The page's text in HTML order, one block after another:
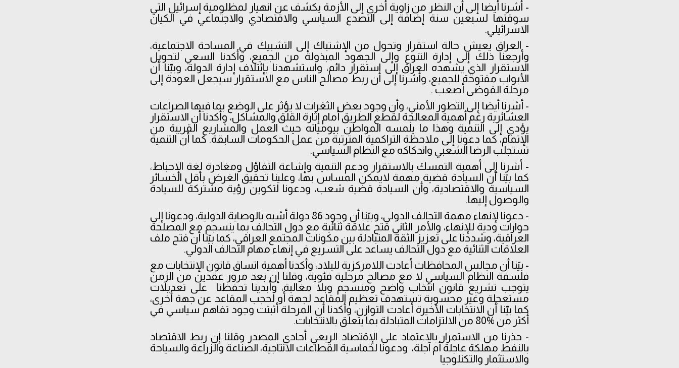
- أشرنا أيضا إلى أن النظر من زاوية أخرى إلى الأزمة يكشف عن انهيار لمظلومية إسرائيل التي
سوقتها لسبعين سنة إضافة إلى التصدع السياسي والاقتصادي والاجتماعي في الكيان
الاسرائيلي.
- العراق يعيش حالة استقرار وتحول من الإشتباك إلى التشبيك في المساحة الاجتماعية،
وأرجعنا ذلك إلى إدارة التنوع وإلى الجهود المبذولة من الجميع، وأكدنا السعي لتحويل
الاستقرار الذي يشهده العراق إلى استقرار دائم، واستشهدنا بإئتلاف إدارة الدولة، وبيّنا أن
الأبواب مفتوحة للجميع، وأشرنا إلى أن ربط مصالح الناس مع الاستقرار سيجعل العودة إلى
مرحلة الفوضى أصعب .
- أشرنا أيضا إلى التطور الأمني، وأن وجود بعض الثغرات لا يؤثر على الوضع بما فيها الصراعات
العشائرية رغم أهمية المعالجة لقطع الطريق أمام إثارة القلق والمشاكل، وأكدنا أن الاستقرار
يؤدي إلى التنمية وهذا ما يلمسه المواطن بيومياته حيث العمل والمشاريع القريبة من
الإتمام، كما دعونا إلى ملاحظة التراكمية المترتبة من عمل الحكومات السابقة. كما أن التنمية
تستجلب الرضا الشعبي واندكاكه مع النظام السياسي.
- أشرنا إلى أهمية التمسك بالاستقرار ودعم التنمية وإشاعة التفاؤل ومغادرة لغة الإحباط،
كما بيّنا أن السيادة قضية مهمة لايمكن المساس بها، وعلينا تحقيق الغرض بأقل الخسائر
السياسية والاقتصادية، وأن السيادة قضية شعب، ودعونا لتكوين رؤية مشتركة للسيادة
والوصول إليها.
- دعونا لإنهاء مهمة التحالف الدولي، وبيّنا أن وجود 86 دولة أشبه بالوصاية الدولية، ودعونا إلى
حوارات ودية للإنهاء، والأمر الثاني فتح علاقة ثنائية مع دول التحالف بما ينسجم مع المصلحة
العراقية، وشددنا على تعزيز الثقة المتبادلة بين مكونات المجتمع العراقي، كما بيّنا أن فتح ملف
العلاقات الثنائية مع دول التحالف يساعد على التسريع في إنهاء مهام التحالف الدولي.
- بيّنا أن مجالس المحافظات أعادت اللامركزية للبلاد، وأكدنا أهمية اتساق قانون الإنتخابات مع
فلسفة النظام السياسي لا مع مصالح مرحلية فئوية، وقلنا إن بعد مرور عقدين من الزمن
يتوجب تشريع قانون انتخاب واضح ومنسجم وبلا مغالبة، وأبدينا تحفظنا على تعديلات
مستعجلة وغير محسوبة تستهدف تعظيم المقاعد لجهة أو لحجب المقاعد عن جهة أخرى،
كما بيّنا أن الانتخابات الأخيرة أعادت التوازن، وأكدنا أن المرحلة أثبتت وجود تفاهم سياسي في
أكثر من 80‎%‎ من الالتزامات المتبادلة بما يتعلق بالانتخابات.
- حذرنا من الاستمرار بالاعتماد على الإقتصاد الريعي أحادي المصدر وقلنا إن ربط الاقتصاد
بالنفط مهلكة عاجلة أم آجلة، ودعونا لخماسية القطاعات الانتاجية، الصناعة والزراعة والسياحة
والاستثمار والتكنلوجيا